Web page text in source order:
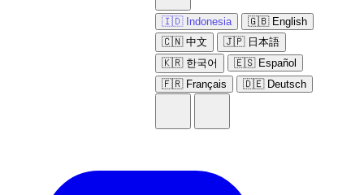
🇮🇩 Indonesia
🇬🇧 English
🇨🇳 中文
🇯🇵 日本語
🇰🇷 한국어
🇪🇸 Español
🇫🇷 Français
🇩🇪 Deutsch